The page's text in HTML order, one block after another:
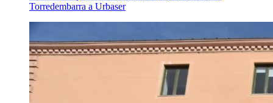
Torredembarra a Urbaser